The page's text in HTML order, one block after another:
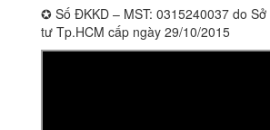
✪ Số ĐKKD – MST: 0315240037 do
tư Tp.HCM cấp ngày 29/10/2015